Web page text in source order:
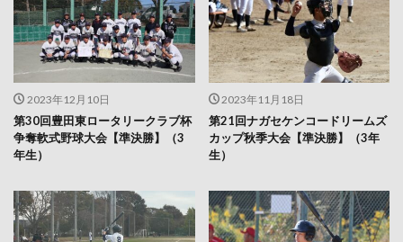
2023年12月10日
第30回豊田東ロータリークラブ杯
争奪軟式野球大会【準決勝】（3
年生）
2023年11月18日
第21回ナガセケンコードリームズ
カップ秋季大会【準決勝】（3年
生）